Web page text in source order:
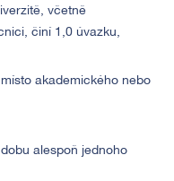
včetně
činí 1,0 úvazku,
akademického nebo
alespoň jednoho